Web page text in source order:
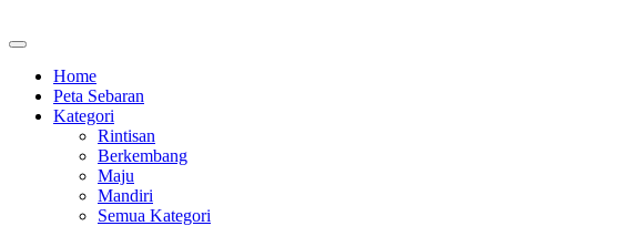
Home
Peta Sebaran
Kategori
Rintisan
Berkembang
Maju
Mandiri
Semua Kategori